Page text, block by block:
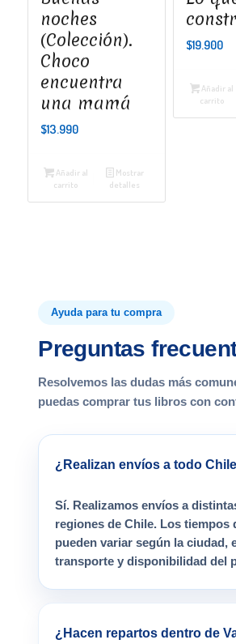
noches
(Colección).
Choco
encuentra
una mamá
$13.990
Añadir al
carrito
Mostrar
detalles
$19.900
Añadir al
carrito
Ayuda para tu compra
Preguntas
Resolvemos las dudas más
puedas comprar tus libros con
¿Realizan envíos a todo
Sí. Realizamos envíos a
regiones de Chile. Los tiempos
pueden variar según la ciudad,
transporte y disponibilidad del
¿Hacen repartos dentro de